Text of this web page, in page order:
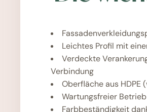
Leichtes Profil mit
Verdeckte
Verbindung
Oberfläche aus
Wartungsfreier
Farbbeständigkeit